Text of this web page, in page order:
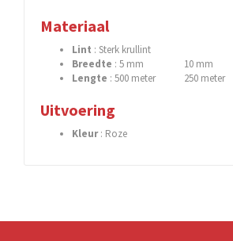
Materiaal
Lint : Sterk krullint
Breedte : 5 mm 10 mm
Lengte : 500 meter 250 meter
Uitvoering
Kleur: Roze